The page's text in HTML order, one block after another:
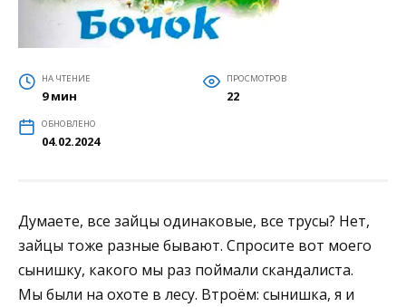
НА ЧТЕНИЕ
9 мин
ПРОСМОТРОВ
22
ОБНОВЛЕНО
04.02.2024
Думаете, все зайцы одинаковые, все трусы? Нет,
зайцы тоже разные бывают. Спросите вот моего
сынишку, какого мы раз поймали скандалиста.
Мы были на охоте в лесу. Втроём: сынишка, я и